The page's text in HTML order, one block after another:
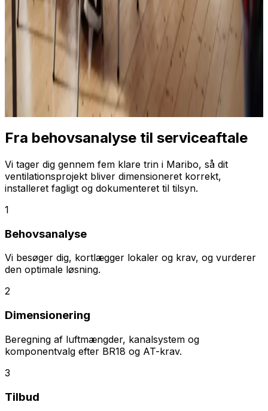
Fra behovsanalyse til serviceaftale
Vi tager dig gennem fem klare trin i Maribo, så dit
ventilationsprojekt bliver dimensioneret korrekt,
installeret fagligt og dokumenteret til tilsyn.
1
Behovsanalyse
Vi besøger dig, kortlægger lokaler og krav, og vurderer
den optimale løsning.
2
Dimensionering
Beregning af luftmængder, kanalsystem og
komponentvalg efter BR18 og AT-krav.
3
Tilbud